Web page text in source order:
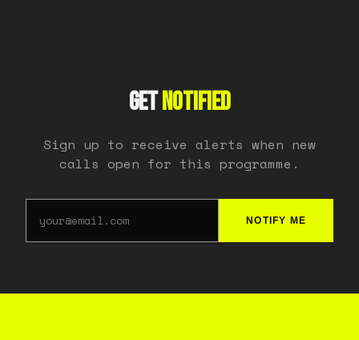
GETNOTIFIED
Sign up to receive alerts when new
calls open for this programme.
NOTIFY ME